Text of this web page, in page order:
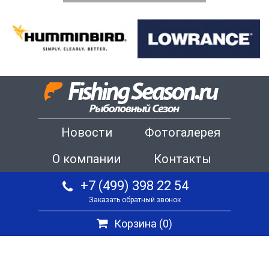
Новости
Фотогалерея
О компании
Контакты
+7 (499) 398 22 54
Заказать обратный звонок
Корзина (0)